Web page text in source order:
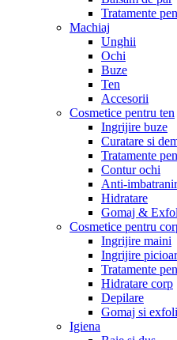
Tratamente
Machiaj
Unghii
Ochi
Buze
Ten
Accesorii
Cosmetice pentru ten
Ingrijire buze
Curatare si
Tratamente
Contur ochi
Anti-
Hidratare
Gomaj &
Cosmetice pentru
Ingrijire maini
Ingrijire
Tratamente
Hidratare corp
Depilare
Gomaj si
Igiena